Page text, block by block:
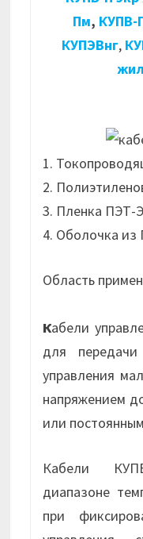
Пм, КУПВ-
КУПЭВнг,
1.
2.
3. Пленка ПЭТ-Э
4. Оболочка из
Область
Кабели
для передачи
управления
напряжением
или
Кабели
диапазоне
при